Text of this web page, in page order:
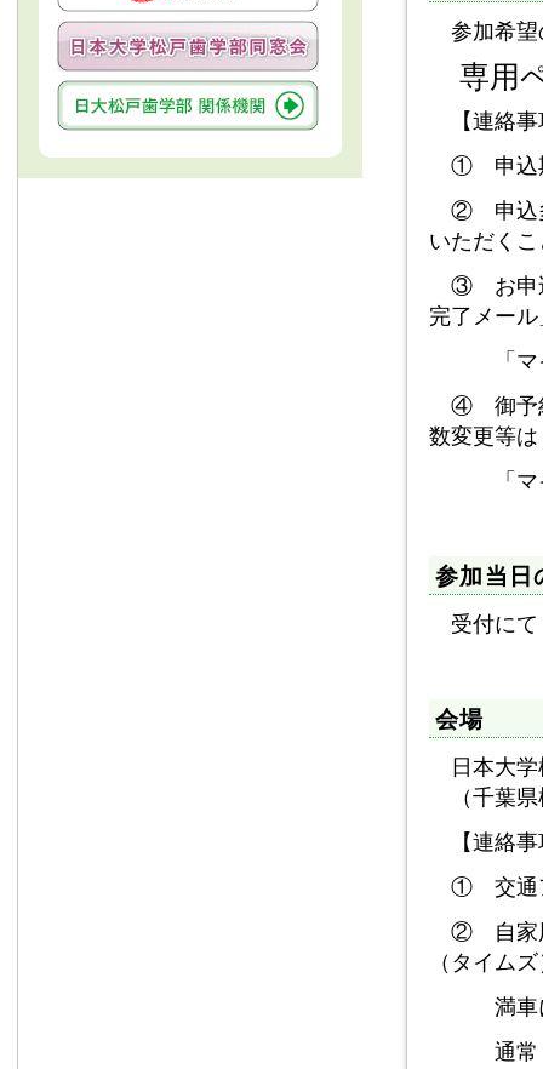
参加希望
専用
【連絡事
① 申込
② 申込多
いただく
③ お申込
完了メー
「マイ
④ 御予約
数変更等は
「マイ
参加当日
受付にて
会場
日本大学
（千葉県
【連絡事
① 交通
② 自家用
（タイム
満車に
通常，学